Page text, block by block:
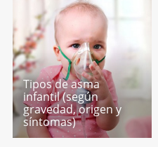
Tipos de asma
infantil (según
gravedad, origen y
síntomas)